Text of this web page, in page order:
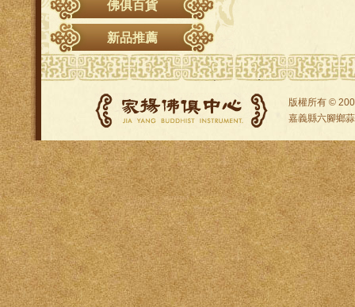
伽藍韋馱
各府千歲
池府千歲
玄天上帝
金母娘娘
註生娘娘
玉皇上帝
廣澤尊王
周倉關平
劍印童將軍
其他訂製神尊
天公爐
佛俱百貨
新品推薦
版權所有 ©
嘉義縣六腳鄉